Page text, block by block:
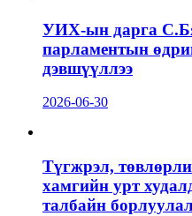
УИХ-ын дарга
парламентын
дэвшүүллээ
2026-06-30
Түгжрэл,
хамгийн урт
талбайн